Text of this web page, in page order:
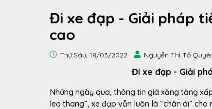
Đi xe đạp - Giải pháp
cao
Thứ Sáu, 18/03/2022 Nguyễn Thị Tố
Đi xe đạp - Giải
Những ngày qua, thông tin giá xăng tăng
leo thang”, xe đạp vẫn luôn là “chân ái”